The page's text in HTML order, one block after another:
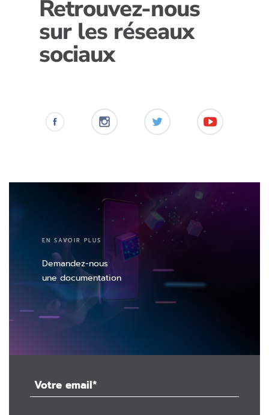
Retrouvez-nous
sur les réseaux
sociaux
EN SAVOIR PLUS
Demandez-nous
une documentation